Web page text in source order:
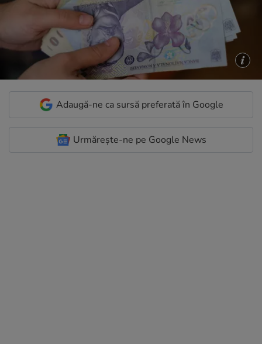
Adaugă-ne ca sursă preferată în Google
Urmărește-ne pe Google News